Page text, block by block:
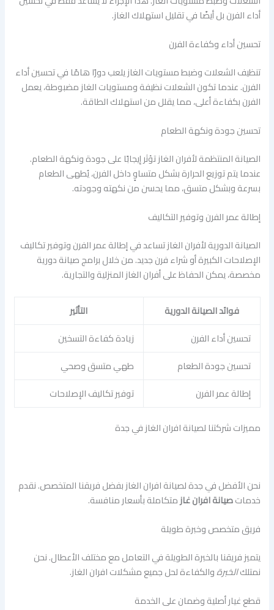
أداء الفرن بل أيضًا في تقليل استهلاك الغاز.
تحسين أداء وكفاءة الفرن
تنظيف الشعلات وضبط مستويات الغاز يلعب دورًا هامًا في تحسين أداء
الفرن. عندما تكون الشعلات نظيفة ومستويات الغاز مضبوطة، يعمل
الفرن بكفاءة أعلى، مما يقلل من استهلاك الطاقة.
تحسين جودة ونكهة الطعام
الصيانة المنتظمة لأفران الغاز تؤثر إيجابًا على جودة ونكهة الطعام.
عندما يتم توزيع الحرارة بشكل متساوٍ داخل الفرن، يُطهى الطعام
بسرعة وبشكل متسق، مما يحسن من نكهته وجودته.
إطالة عمر الفرن وتوفير التكاليف
الصيانة الدورية لأفران الغاز تساعد في إطالة عمر الفرن وتوفير تكاليف
الإصلاحات الكبيرة أو شراء فرن جديد. من خلال برامج صيانة دورية
مخصصة، يمكن الحفاظ على أفران الغاز المنزلية والتجارية.
فوائد الصيانة الدورية
التأثير
تحسين أداء الفرن
زيادة كفاءة التسخين
تحسين جودة الطعام
طهي متسق وصحي
إطالة عمر الفرن
توفير تكاليف الإصلاحات
مميزات شركتنا لصيانة افران الغاز في جدة
نحن الأفضل في جدة لصيانة افران الغاز بفضل فريقنا المتخصص. نقدم
خدماتصيانة افران غازمتكاملة بأسعار منافسة.
فريق متخصص وخبرة طويلة
يتميز فريقنا بالخبرة الطويلة في التعامل مع مختلف الأعطال. نحن
نمتلكالخبرةوالكفاءة لحل جميع مشكلات افران الغاز.
قطع غيار أصلية وضمان على الخدمة